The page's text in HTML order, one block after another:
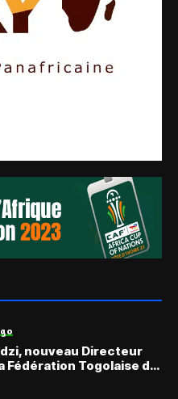
nouveau Directeur
Fédération Togolaise de